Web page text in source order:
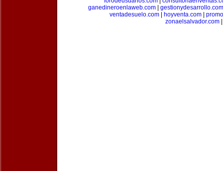
ganedineroenlaweb.com
gestionydesarrollo.com
ventadesuelo.com
hoyventa.com
zonaelsalvador.com|